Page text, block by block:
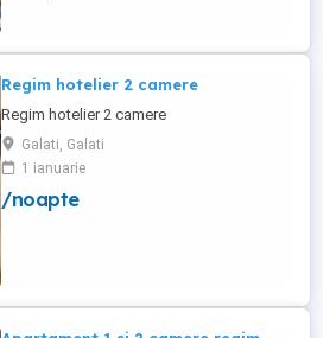
Regim hotelier 2 camere
Regim hotelier 2 camere
Galati, Galati
1 ianuarie
/noapte